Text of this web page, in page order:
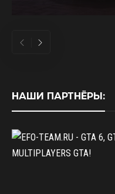
НАШИ ПАРТНЁРЫ: